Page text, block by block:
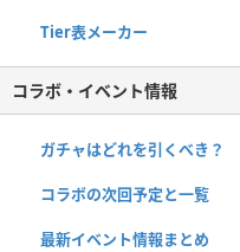
Tier表メーカー
コラボ・イベント情報
ガチャはどれを引くべき？
コラボの次回予定と一覧
最新イベント情報まとめ